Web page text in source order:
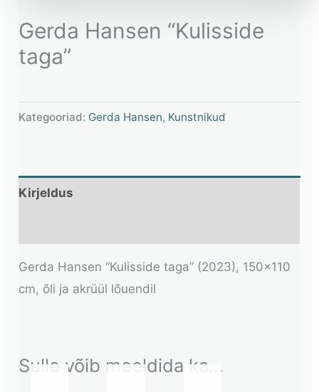
Gerda Hansen “Kulisside
taga”
Kategooriad: Gerda Hansen, Kunstnikud
Kirjeldus
Gerda Hansen “Kulisside taga” (2023), 150×110
cm, õli ja akrüül lõuendil
Sulle võib meeldida ka…